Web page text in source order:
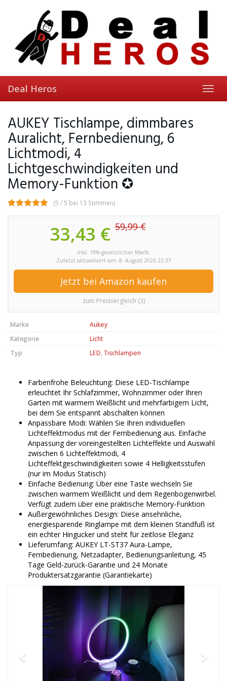
Deal Heros
AUKEY Tischlampe, dimmbares
Auralicht, Fernbedienung, 6
Lichtmodi, 4
Lichtgeschwindigkeiten und
Memory-Funktion ✪
(5 / 5 bei 13 Stimmen)
33,43 €59,99 €
inkl. 19% gesetzlicher MwSt.
Zuletzt aktualisiert am: 8. August 2026 22:37
Jetzt bei Amazon kaufen
zum Preisvergleich (3)
Marke
Aukey
Kategorie
Licht
Typ
LED, Tischlampen
Farbenfrohe Beleuchtung: Diese LED-Tischlampe
erleuchtet Ihr Schlafzimmer, Wohnzimmer oder Ihren
Garten mit warmem Weißlicht und mehrfarbigem Licht,
bei dem Sie entspannt abschalten können
Anpassbare Modi: Wählen Sie Ihren individuellen
Lichteffektmodus mit der Fernbedienung aus. Einfache
Anpassung der voreingestellten Lichteffekte und Auswahl
zwischen 6 Lichteffektmodi, 4
Lichteffektgeschwindigkeiten sowie 4 Helligkeitsstufen
(nur im Modus Statisch)
Einfache Bedienung: Über eine Taste wechseln Sie
zwischen warmem Weißlicht und dem Regenbogenwirbel.
Verfügt zudem über eine praktische Memory-Funktion
Außergewöhnliches Design: Diese ansehnliche,
energiesparende Ringlampe mit dem kleinen Standfuß ist
ein echter Hingucker und steht für zeitlose Eleganz
Lieferumfang: AUKEY LT-ST37 Aura-Lampe,
Fernbedienung, Netzadapter, Bedienungsanleitung, 45
Tage Geld-zurück-Garantie und 24 Monate
Produktersatzgarantie (Garantiekarte)